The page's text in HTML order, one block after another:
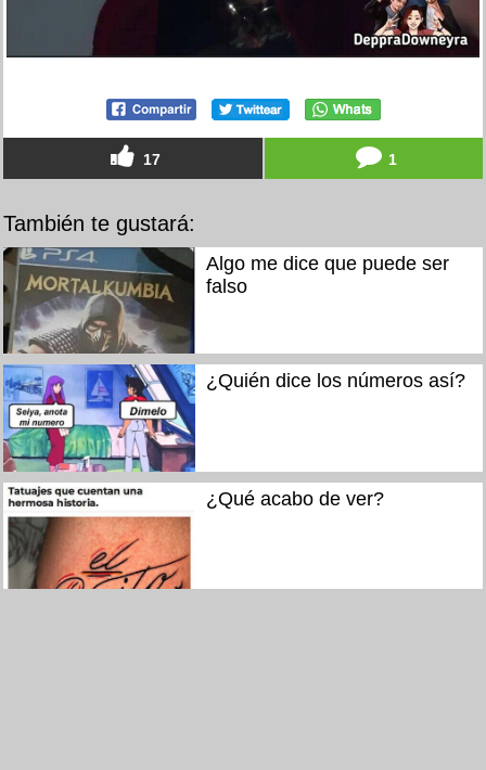
17 1
También te gustará:
Algo me dice que puede ser
falso
¿Quién dice los números así?
¿Qué acabo de ver?